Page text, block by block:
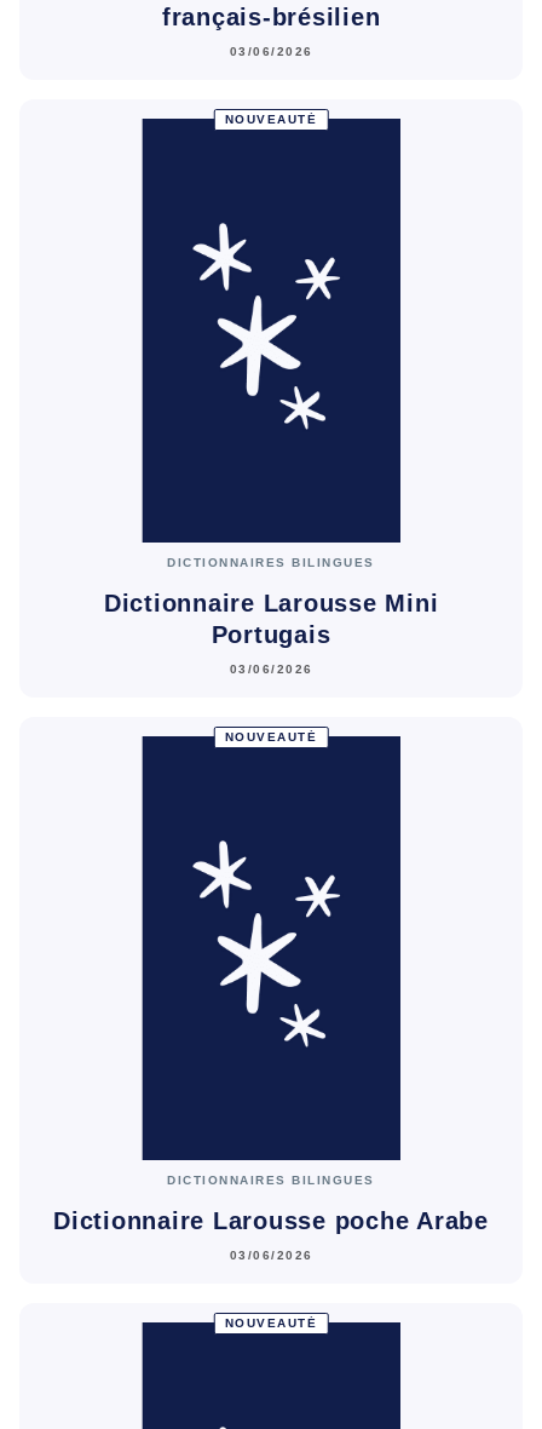
français-brésilien
03/06/2026
NOUVEAUTÉ
DICTIONNAIRES BILINGUES
Dictionnaire Larousse Mini
Portugais
03/06/2026
NOUVEAUTÉ
DICTIONNAIRES BILINGUES
Dictionnaire Larousse poche Arabe
03/06/2026
NOUVEAUTÉ